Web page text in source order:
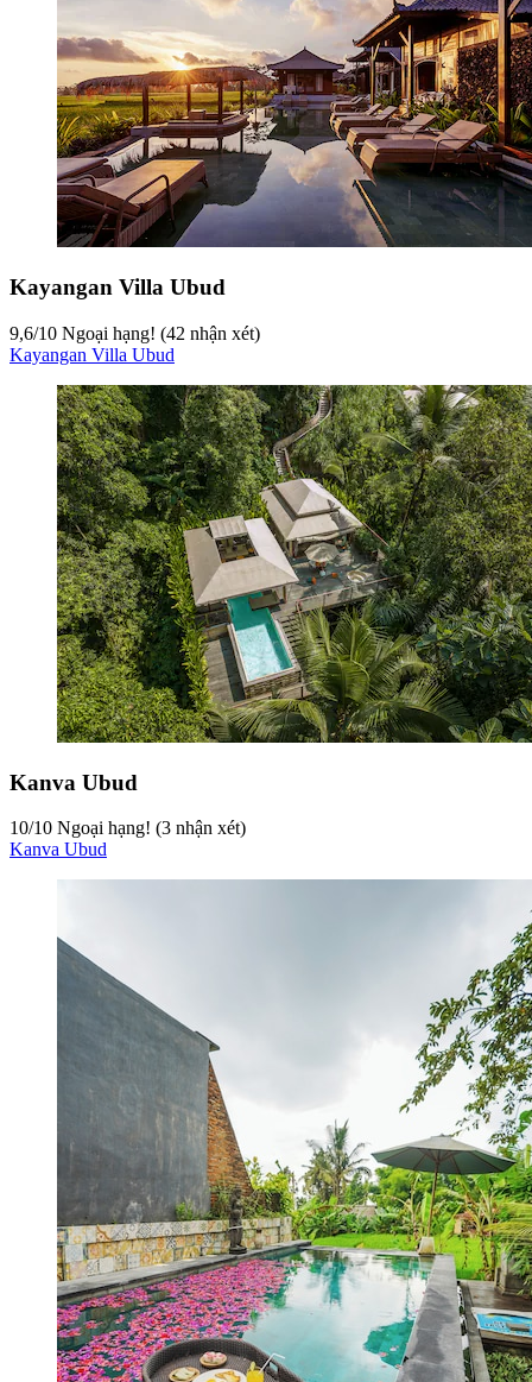
Kayangan Villa Ubud
9,6/10 Ngoại hạng! (42 nhận xét)
Kayangan Villa Ubud
Kanva Ubud
10/10 Ngoại hạng! (3 nhận xét)
Kanva Ubud